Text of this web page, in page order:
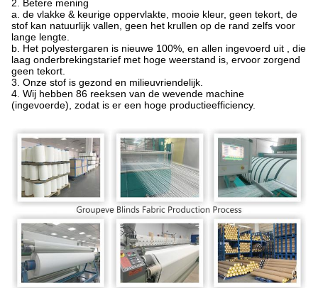
2. Betere mening
a. de vlakke & keurige oppervlakte, mooie kleur, geen tekort, de
stof kan natuurlijk vallen, geen het krullen op de rand zelfs voor
lange lengte.
b. Het polyestergaren is nieuwe 100%, en allen ingevoerd uit , die
laag onderbrekingstarief met hoge weerstand is, ervoor zorgend
geen tekort.
3. Onze stof is gezond en milieuvriendelijk.
4. Wij hebben 86 reeksen van de wevende machine
(ingevoerde), zodat is er een hoge productieefficiency.